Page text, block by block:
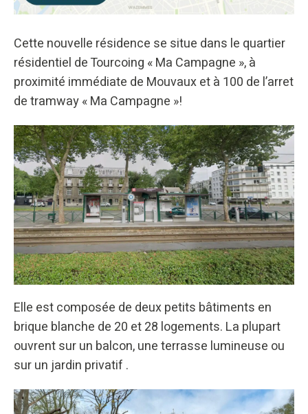
Cette nouvelle résidence se situe dans le quartier
résidentiel de Tourcoing « Ma Campagne », à
proximité immédiate de Mouvaux et à 100 de l’arret
de tramway « Ma Campagne »!
Elle est composée de deux petits bâtiments en
brique blanche de 20 et 28 logements. La plupart
ouvrent sur un balcon, une terrasse lumineuse ou
sur un jardin privatif .